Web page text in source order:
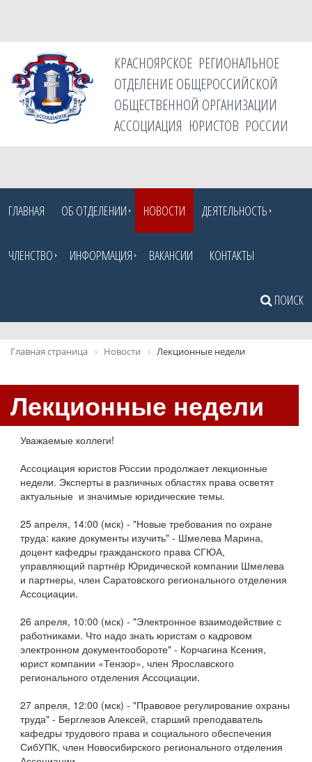
КРАСНОЯРСКОЕ РЕГИОНАЛЬНОЕ
ОТДЕЛЕНИЕ ОБЩЕРОССИЙСКОЙ
ОБЩЕСТВЕННОЙ ОРГАНИЗАЦИИ
АССОЦИАЦИЯ ЮРИСТОВ РОССИИ
ГЛАВНАЯ ОБ ОТДЕЛЕНИИ НОВОСТИ ДЕЯТЕЛЬНОСТЬ
ЧЛЕНСТВО ИНФОРМАЦИЯ ВАКАНСИИ КОНТАКТЫ
ПОИСК
Главная страница Новости Лекционные недели
Лекционные недели
Уважаемые коллеги!
Ассоциация юристов России продолжает лекционные
недели. Эксперты в различных областях права осветят
актуальные и значимые юридические темы.
25 апреля, 14:00 (мск) - "Новые требования по охране
труда: какие документы изучить" - Шмелева Марина,
доцент кафедры гражданского права СГЮА,
управляющий партнёр Юридической компании Шмелева
и партнеры, член Саратовского регионального отделения
Ассоциации.
26 апреля, 10:00 (мск) - "Электронное взаимодействие с
работниками. Что надо знать юристам о кадровом
электронном документообороте" - Корчагина Ксения,
юрист компании «Тензор», член Ярославского
регионального отделения Ассоциации.
27 апреля, 12:00 (мск) - "Правовое регулирование охраны
труда" - Берглезов Алексей, старший преподаватель
кафедры трудового права и социального обеспечения
СибУПК, член Новосибирского регионального отделения